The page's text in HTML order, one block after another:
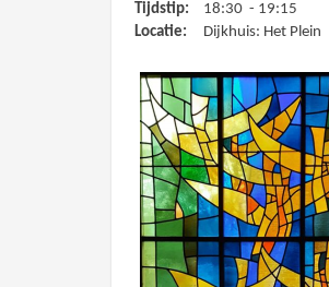
Tijdstip:
18:30 - 19:15
Locatie:
Dijkhuis: Het Plein